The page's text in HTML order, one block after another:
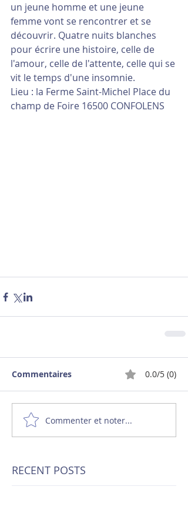
un jeune homme et une jeune
femme vont se rencontrer et se
découvrir. Quatre nuits blanches
pour écrire une histoire, celle de
l'amour, celle de l'attente, celle qui se
vit le temps d'une insomnie.
Lieu : la Ferme Saint-Michel Place du
champ de Foire 16500 CONFOLENS
Commentaires 0.0/5 (0)
Commenter et noter...
RECENT POSTS